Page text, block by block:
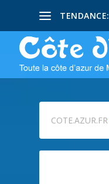
TENDANCE:
COTE.AZUR.FR